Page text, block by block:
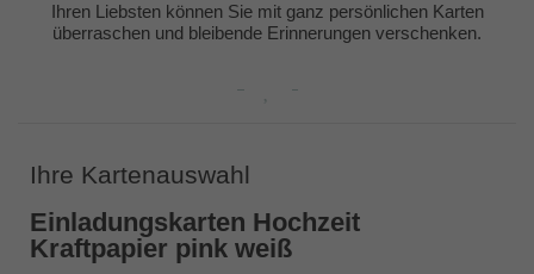
Ihren Liebsten können Sie mit ganz persönlichen Karten
überraschen und bleibende Erinnerungen verschenken.
Ihre Kartenauswahl
Einladungskarten Hochzeit
Kraftpapier pink weiß